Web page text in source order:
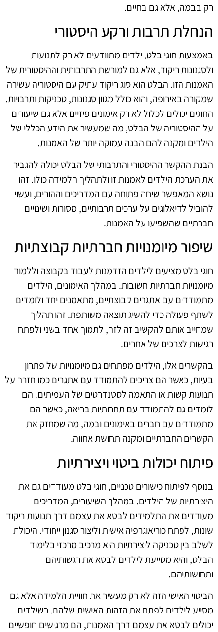
רק בבמה, אלא גם בחיים.
הנחלת תרבות ורקע היסטורי
באמצעות חוגי בלט, ילדים מתוודעים לא רק לתנועות
ולסגנונות ריקוד, אלא גם למורשת התרבותית וההיסטורית של
האמנות הזו. הבלט הוא סוג ריקוד עתיק עם היסטוריה עשירה
שמקורה באירופה, והוא כולל מגוון סגנונות, טכניקות ותרבויות.
החוגים יכולים לכלול לא רק אימונים פיזיים אלא גם שיעורים
על ההיסטוריה של הבלט, מה שמעשיר את הידע הכללי של
הילדים ומקנה להם הבנה עמוקה יותר של האמנות.
הבנת ההקשר ההיסטורי והתרבותי של הבלט יכולה להגביר
את הערכת הילדים לאמנות זו ולתהליך הלמידה כולו. זהו
נושא המאפשר שיחה פתוחה עם המדריכים וההורים, ועשוי
להוביל לדיאלוגים על ערכים תרבותיים, מסורות ושינויים
חברתיים שהשפיעו על האמנות.
שיפור מיומנויות חברתיות קבוצתיות
חוגי בלט מציעים לילדים הזדמנות לעבוד בקבוצה וללמוד
מיומנויות חברתיות חשובות. במהלך האימונים, הילדים
מתמודדים עם אתגרים קבוצתיים, מתאמנים יחד ולומדים
לשתף פעולה כדי להשיג תוצאה משותפת. זהו תהליך
שמחייב אותם להקשיב זה לזה, לתמוך אחד בשני ולפתח
רגישות לצרכים של אחרים.
בהקשרים אלו, הילדים מפתחים גם מיומנויות של פתרון
בעיות, כאשר הם צריכים להתמודד עם אתגרים כמו חזרה על
תנועות קשות או התאמה לסטנדרטים של העמיתים. הם
לומדים גם להתמודד עם תחרותיות בריאה, כאשר הם
מתמודדים עם חברים באימונים ובמה, מה שמחזק את
הקשרים החברתיים ומקנה תחושת אחווה.
פיתוח יכולות ביטוי ויצירתיות
בנוסף לפיתוח כישורים טכניים, חוגי בלט מעודדים גם את
היצירתיות של הילדים. במהלך השיעורים, המדריכים
מעודדים את התלמידים לבטא את עצמם דרך תנועות ריקוד
שונות, לפתח כוריאוגרפיה אישית וליצור סגנון ייחודי. היכולת
לשלב בין טכניקה ליצירתיות היא מרכיב מרכזי בלימוד
הבלט, והיא מסייעת לילדים לבטא את רגשותיהם
ותחושותיהם.
הביטוי האישי הזה לא רק מעשיר את חוויית הלמידה אלא גם
מסייע לילדים לפתח את הזהות האישית שלהם. כשילדים
יכולים לבטא את עצמם דרך האמנות, הם מרגישים חופשיים